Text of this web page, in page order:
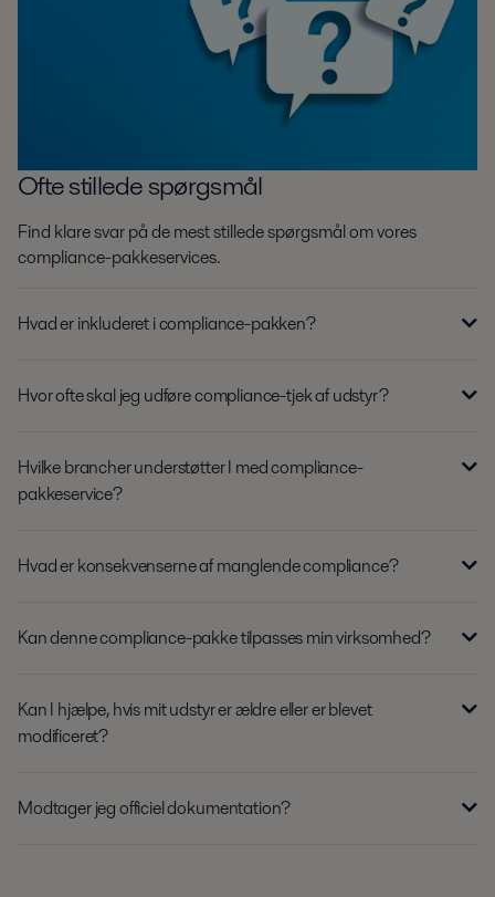
Ofte stillede spørgsmål
Find klare svar på de mest stillede spørgsmål om vores
compliance-pakkeservices.
Hvad er inkluderet i compliance-pakken?
Hvor ofte skal jeg udføre compliance-tjek af udstyr?
Hvilke brancher understøtter I med compliance-
pakkeservice?
Hvad er konsekvenserne af manglende compliance?
Kan denne compliance-pakke tilpasses min virksomhed?
Kan I hjælpe, hvis mit udstyr er ældre eller er blevet
modificeret?
Modtager jeg officiel dokumentation?